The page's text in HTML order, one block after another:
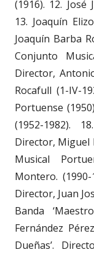
(1916). 12. José
13. Joaquín
Joaquín Barba
Conjunto
Director,
Rocafull (1-IV-
Portuense
(1952-1982).
Director, Miguel
Musical
Montero. (1990-
Director, Juan
Banda
Fernández
Dueñas’.